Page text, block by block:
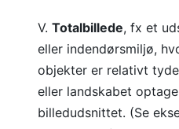
V. Totalbillede, fx et
eller indendørsmiljø,
objekter er relativt
eller landskabet
billedudsnittet. (Se